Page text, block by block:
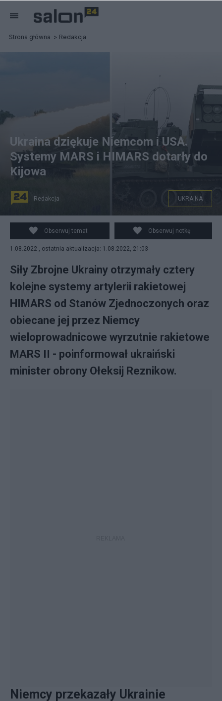
Strona główna Redakcja
Przekazywanie Ukrainie nowoczesnejj zachodniej broni
radykalnie zmienia sytuację na polu walki, fot.
Twitter/Ołeksij Reznikow
Ukraina dziękuje Niemcom i USA.
Systemy MARS i HIMARS dotarły do
Kijowa
Redakcja UKRAINA
Obserwuj temat Obserwuj notkę
1.08.2022 , ostatnia aktualizacja: 1.08.2022, 21:03
Siły Zbrojne Ukrainy otrzymały cztery
kolejne systemy artylerii rakietowej
HIMARS od Stanów Zjednoczonych oraz
obiecane jej przez Niemcy
wieloprowadnicowe wyrzutnie rakietowe
MARS II - poinformował ukraiński
minister obrony Ołeksij Reznikow.
Niemcy przekazały Ukrainie